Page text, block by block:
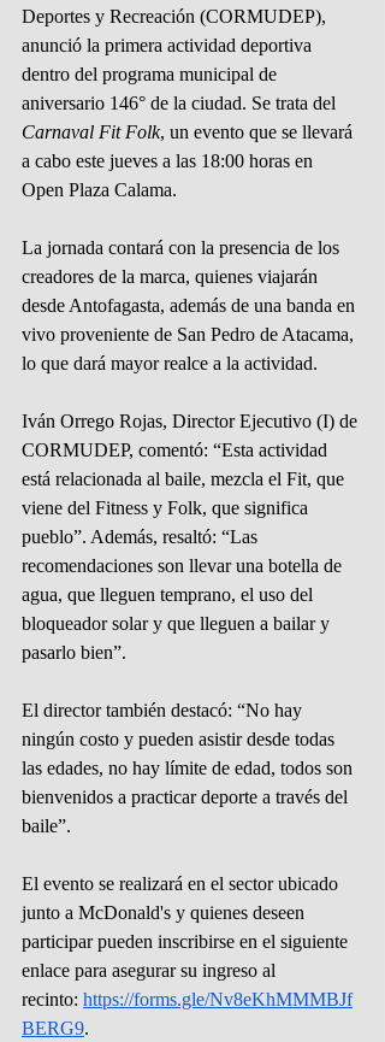
Deportes y Recreación (CORMUDEP),
anunció la primera actividad deportiva
dentro del programa municipal de
aniversario 146° de la ciudad. Se trata del
Carnaval Fit Folk, un evento que se llevará
a cabo este jueves a las 18:00 horas en
Open Plaza Calama.
La jornada contará con la presencia de los
creadores de la marca, quienes viajarán
desde Antofagasta, además de una banda en
vivo proveniente de San Pedro de Atacama,
lo que dará mayor realce a la actividad.
Iván Orrego Rojas, Director Ejecutivo (I) de
CORMUDEP, comentó: “Esta actividad
está relacionada al baile, mezcla el Fit, que
viene del Fitness y Folk, que significa
pueblo”. Además, resaltó: “Las
recomendaciones son llevar una botella de
agua, que lleguen temprano, el uso del
bloqueador solar y que lleguen a bailar y
pasarlo bien”.
El director también destacó: “No hay
ningún costo y pueden asistir desde todas
las edades, no hay límite de edad, todos son
bienvenidos a practicar deporte a través del
baile”.
El evento se realizará en el sector ubicado
junto a McDonald's y quienes deseen
participar pueden inscribirse en el siguiente
enlace para asegurar su ingreso al
recinto: https://forms.gle/Nv8eKhMMMBJf
BERG9.